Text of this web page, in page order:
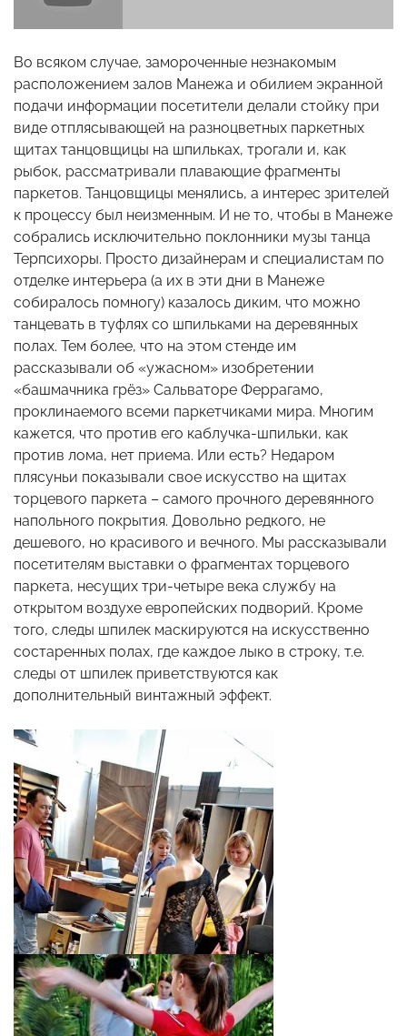
Во всяком случае, замороченные незнакомым
расположением залов Манежа и обилием экранной
подачи информации посетители делали стойку при
виде отплясывающей на разноцветных паркетных
щитах танцовщицы на шпильках, трогали и, как
рыбок, рассматривали плавающие фрагменты
паркетов. Танцовщицы менялись, а интерес зрителей
к процессу был неизменным. И не то, чтобы в Манеже
собрались исключительно поклонники музы танца
Терпсихоры. Просто дизайнерам и специалистам по
отделке интерьера (а их в эти дни в Манеже
собиралось помногу) казалось диким, что можно
танцевать в туфлях со шпильками на деревянных
полах. Тем более, что на этом стенде им
рассказывали об «ужасном» изобретении
«башмачника грёз» Сальваторе Феррагамо,
проклинаемого всеми паркетчиками мира. Многим
кажется, что против его каблучка-шпильки, как
против лома, нет приема. Или есть? Недаром
плясуньи показывали свое искусство на щитах
торцевого паркета – самого прочного деревянного
напольного покрытия. Довольно редкого, не
дешевого, но красивого и вечного. Мы рассказывали
посетителям выставки о фрагментах торцевого
паркета, несущих три-четыре века службу на
открытом воздухе европейских подворий. Кроме
того, следы шпилек маскируются на искусственно
состаренных полах, где каждое лыко в строку, т.е.
следы от шпилек приветствуются как
дополнительный винтажный эффект.